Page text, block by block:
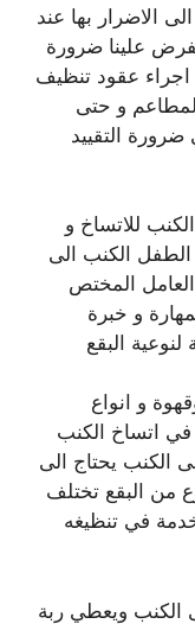
الاضرار بها عند
علينا ضرورة
عقود تنظيف
و حتى
التقييد
للاتساخ و
الكنب الى
المختص
و خبرة
لنوعية البقع
و انواع
في اتساخ الكنب
الكنب يحتاج الى
من البقع تختلف
في تنظيغه
الكنب ويعطي ربة